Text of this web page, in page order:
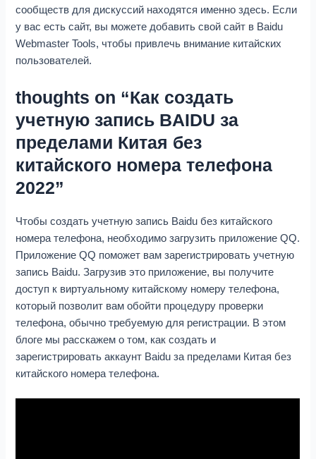
сообществ для дискуссий находятся именно здесь. Если
у вас есть сайт, вы можете добавить свой сайт в Baidu
Webmaster Tools, чтобы привлечь внимание китайских
пользователей.
thoughts on “Как создать
учетную запись BAIDU за
пределами Китая без
китайского номера телефона
2022”
Чтобы создать учетную запись Baidu без китайского
номера телефона, необходимо загрузить приложение QQ.
Приложение QQ поможет вам зарегистрировать учетную
запись Baidu. Загрузив это приложение, вы получите
доступ к виртуальному китайскому номеру телефона,
который позволит вам обойти процедуру проверки
телефона, обычно требуемую для регистрации. В этом
блоге мы расскажем о том, как создать и
зарегистрировать аккаунт Baidu за пределами Китая без
китайского номера телефона.